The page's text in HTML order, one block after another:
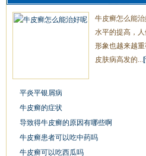
牛皮癣怎么能
水平的提高，
形象也越来越
皮肤病高发的...
平炎平银屑病
牛皮癣的症状
导致得牛皮癣的原因有哪些啊
牛皮癣患者可以吃中药吗
牛皮癣可以吃西瓜吗